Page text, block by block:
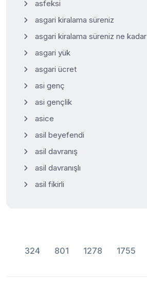
asfeksi
asgari kiralama süreniz
asgari kiralama süreniz ne kadar
asgari yük
asgari ücret
asi genç
asi gençlik
asice
asil beyefendi
asil davranış
asil davranışlı
asil fikirli
324 801 1278 1755